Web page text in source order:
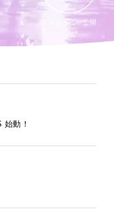
フルムービー公開
始動！